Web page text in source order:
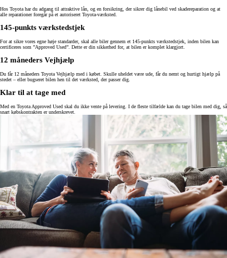
Hos Toyota har du adgang til attraktive lån, og en forsikring, der sikrer dig lånebil ved skadereparation og at
alle reparationer foregår på et autoriseret Toyota-værksted.
145-punkts værkstedstjek
For at sikre vores egne høje standarder, skal alle biler gennem et 145-punkts værkstedstjek, inden bilen kan
certificeres som ”Approved Used”. Dette er din sikkerhed for, at bilen er komplet klargjort.
12 måneders Vejhjælp
Du får 12 måneders Toyota Vejhjælp med i købet. Skulle uheldet være ude, får du nemt og hurtigt hjælp på
stedet – eller bugseret bilen hen til det værksted, der passer dig.
Klar til at tage med
Med en Toyota Approved Used skal du ikke vente på levering. I de fleste tilfælde kan du tage bilen med dig, så
snart købskontrakten er underskrevet.